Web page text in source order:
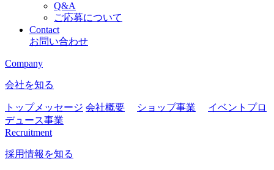
Q&A
ご応募について
Contact
お問い合わせ
Company
会社を知る
トップメッセージ 会社概要 ショップ事業
イベントプロ
デュース事業
Recruitment
採用情報を知る